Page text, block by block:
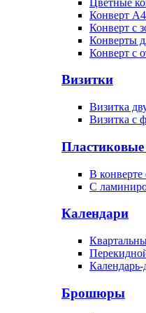
Конверт А4
Конверт с
Конверты
Конверт с
Визитки
Визитка
Визитка с
В конверте
С
Календари
Брошюры